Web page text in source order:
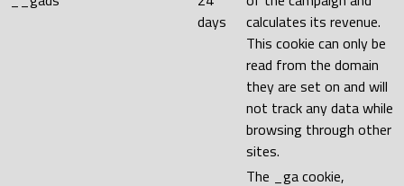
days
calculates its revenue.
This cookie can only be
read from the domain
they are set on and will
not track any data while
browsing through other
sites.
The _ga cookie,